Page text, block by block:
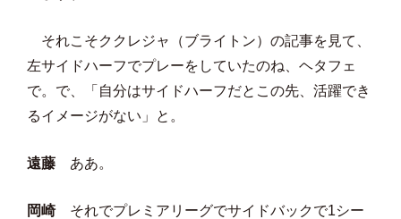
それこそククレジャ（ブライトン）の記事を見て、
左サイドハーフでプレーをしていたのね、ヘタフェ
で。で、「自分はサイドハーフだとこの先、活躍でき
るイメージがない」と。
遠藤 ああ。
岡崎 それでプレミアリーグでサイドバックで1シー